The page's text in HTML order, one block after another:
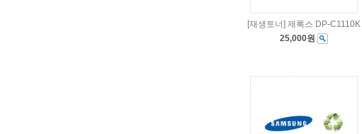
[재생토너] 제록스 DP-C1110K
25,000원